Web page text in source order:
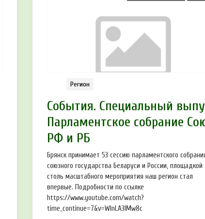
Регион
События. Специальный
Парламентское собрание
РФ и РБ
Брянск принимает 53 сессию парламентского
союзного государства Беларуси и России, площадкой
столь масштабного мероприятия наш регион стал
впервые. Подробности по ссылке
https://www.youtube.com/watch?
time_continue=7&v=WlnLA3lMw8c